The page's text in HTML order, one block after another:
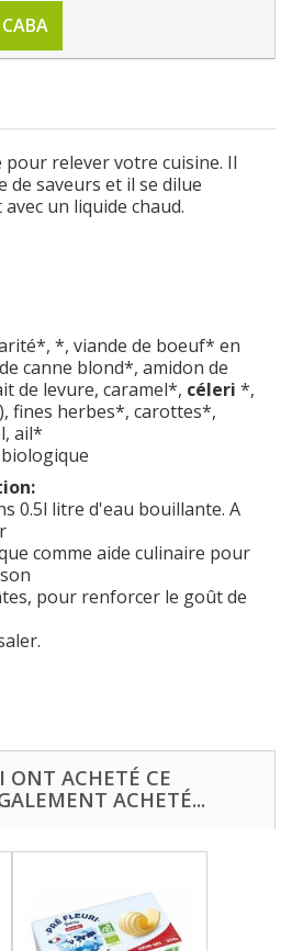
relever votre cuisine. Il
de saveurs et il se dilue
un liquide chaud.
*, viande de boeuf* en
canne blond*, amidon de
de levure, caramel*, céleri *,
fines herbes*, carottes*,
ail*
0.5l litre d'eau bouillante. A
comme aide culinaire pour
pour renforcer le goût de
ONT ACHETÉ CE
ACHETÉ...